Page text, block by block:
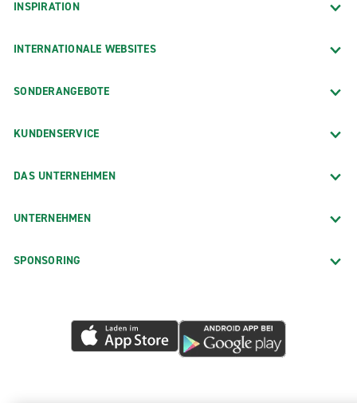
INSPIRATION
INTERNATIONALE WEBSITES
SONDERANGEBOTE
KUNDENSERVICE
DAS UNTERNEHMEN
UNTERNEHMEN
SPONSORING